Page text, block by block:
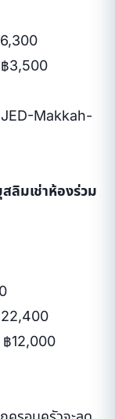
3,500
JED-Makkah-
ลิมเช่าห้องร่วม
12,000